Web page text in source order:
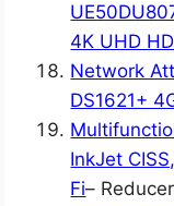
4K UHD
Network
DS1621+
InkJet
Fi–